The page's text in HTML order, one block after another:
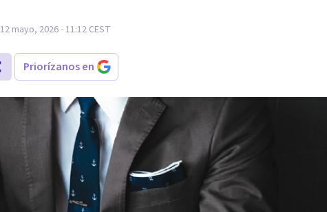
12 mayo, 2026 - 11:12 CEST
Priorízanos en